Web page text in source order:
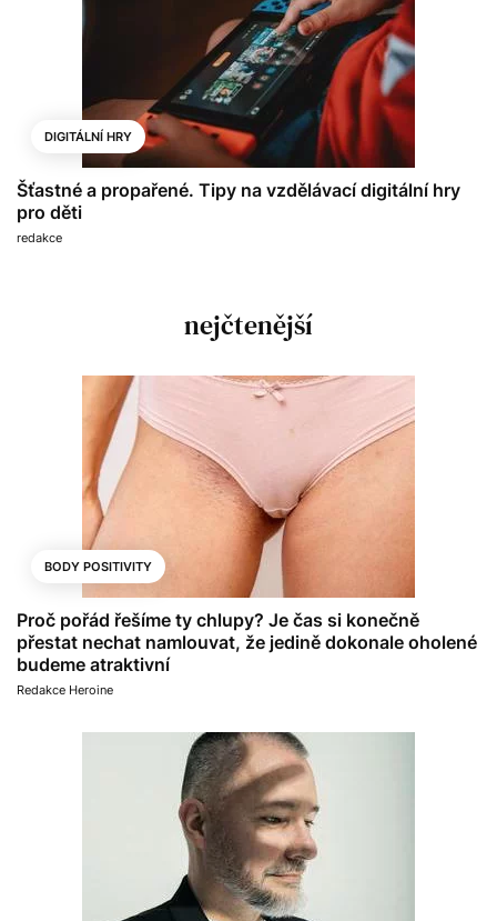
DIGITÁLNÍ HRY
Šťastné a propařené. Tipy na vzdělávací digitální hry
pro děti
redakce
nejčtenější
BODY POSITIVITY
Proč pořád řešíme ty chlupy? Je čas si konečně
přestat nechat namlouvat, že jedině dokonale oholené
budeme atraktivní
Redakce Heroine